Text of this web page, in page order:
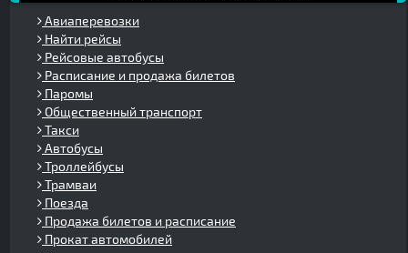
Авиаперевозки
Найти рейсы
Рейсовые автобусы
Расписание и продажа билетов
Паромы
Общественный транспорт
Такси
Автобусы
Троллейбусы
Трамваи
Поезда
Продажа билетов и расписание
Прокат автомобилей